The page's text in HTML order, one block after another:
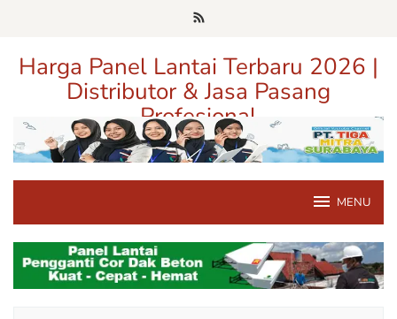
Harga Panel Lantai Terbaru 2026 |
Distributor & Jasa Pasang
Profesional
Pusat Informasi Harga, Distributor, dan Jasa Pasang Panel Lantai
Terpercaya di Jawa Timur
MENU